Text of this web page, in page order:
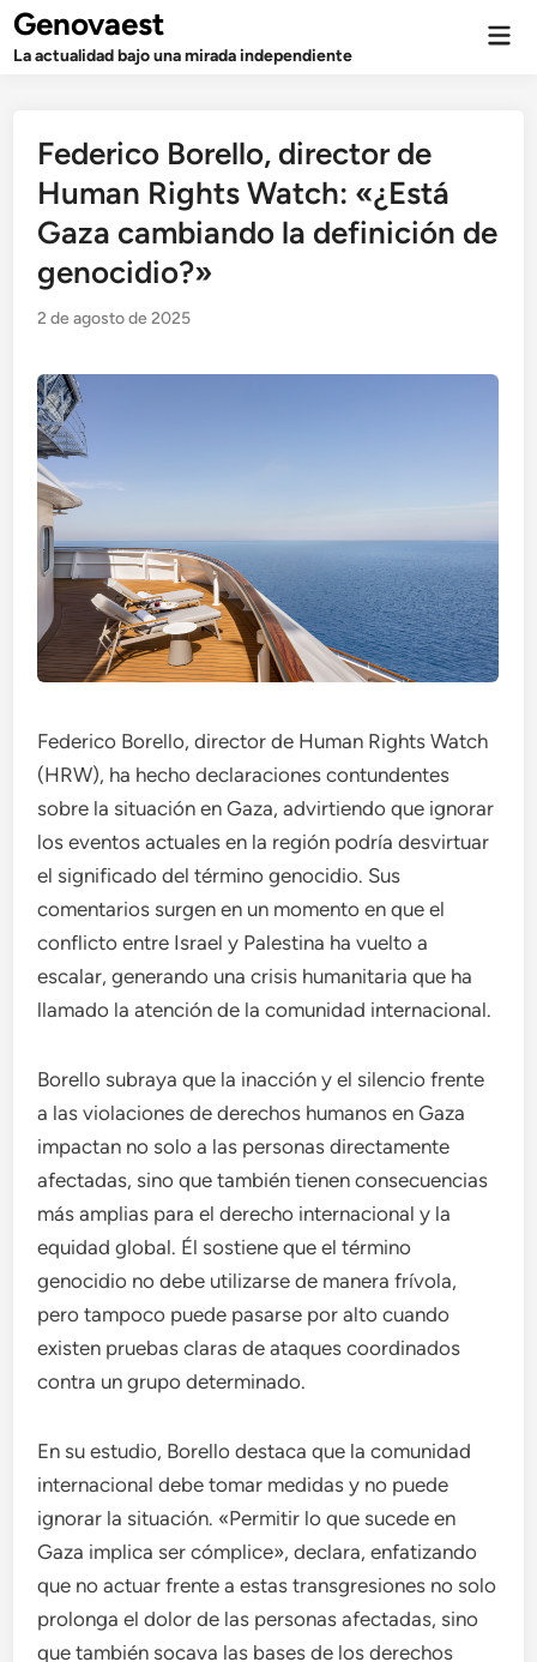
Saltar
contenido
Genovaest
La actualidad bajo una mirada independiente
Federico Borello, director de
Human Rights Watch: «¿Está
Gaza cambiando la definición de
genocidio?»
2 de agosto de 2025
Federico Borello, director de Human Rights Watch
(HRW), ha hecho declaraciones contundentes
sobre la situación en Gaza, advirtiendo que ignorar
los eventos actuales en la región podría desvirtuar
el significado del término genocidio. Sus
comentarios surgen en un momento en que el
conflicto entre Israel y Palestina ha vuelto a
escalar, generando una crisis humanitaria que ha
llamado la atención de la comunidad internacional.
Borello subraya que la inacción y el silencio frente
a las violaciones de derechos humanos en Gaza
impactan no solo a las personas directamente
afectadas, sino que también tienen consecuencias
más amplias para el derecho internacional y la
equidad global. Él sostiene que el término
genocidio no debe utilizarse de manera frívola,
pero tampoco puede pasarse por alto cuando
existen pruebas claras de ataques coordinados
contra un grupo determinado.
En su estudio, Borello destaca que la comunidad
internacional debe tomar medidas y no puede
ignorar la situación. «Permitir lo que sucede en
Gaza implica ser cómplice», declara, enfatizando
que no actuar frente a estas transgresiones no solo
prolonga el dolor de las personas afectadas, sino
que también socava las bases de los derechos